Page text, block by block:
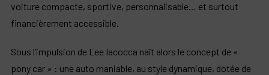
voiture compacte, sportive, personnalisable… et surtout
financièrement accessible.
Sous l’impulsion de Lee Iacocca naît alors le concept de «
pony car » : une auto maniable, au style dynamique, dotée de